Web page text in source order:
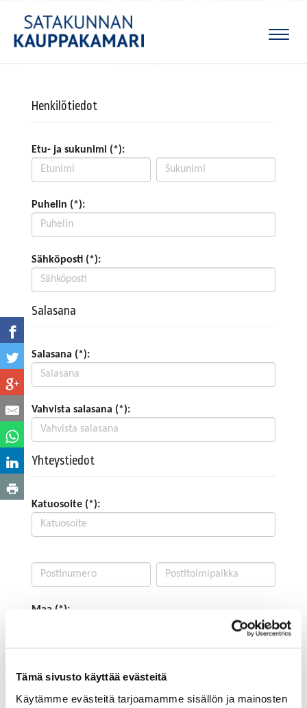
Tämä sivusto käyttää evästeitä
Käytämme evästeitä tarjoamamme sisällön ja mainosten
Henkilötiedot
Etu- ja sukunimi (*):
Puhelin (*):
Sähköposti (*):
Salasana
Salasana (*):
Vahvista salasana (*):
Yhteystiedot
Katuosoite (*):
Maa (*):
Haluan tilata Satakunnan kauppakamari
uutiskirjeen